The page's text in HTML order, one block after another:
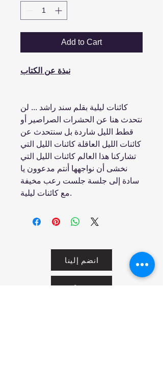
Add to Cart
نبذة عن الكتاب
كائنات ليلية بقلم سند راشد ... لن
نتحدث هنا عن الحشرات الصراصير أو
قطط الليل شاردة ‏بل سنتحدث عن
كائنات الليل العاقلة ‏كائنات الليل التي
تشاركنا هذا العالم ‏كائنات الليل التي
نخشى أن نواجهها ‏أنتم مدعوون يا
سادة إلى جلسة ‏جلست رعب مخيفة
مع كائنات ليلية.
انضم إلينا
تسوق